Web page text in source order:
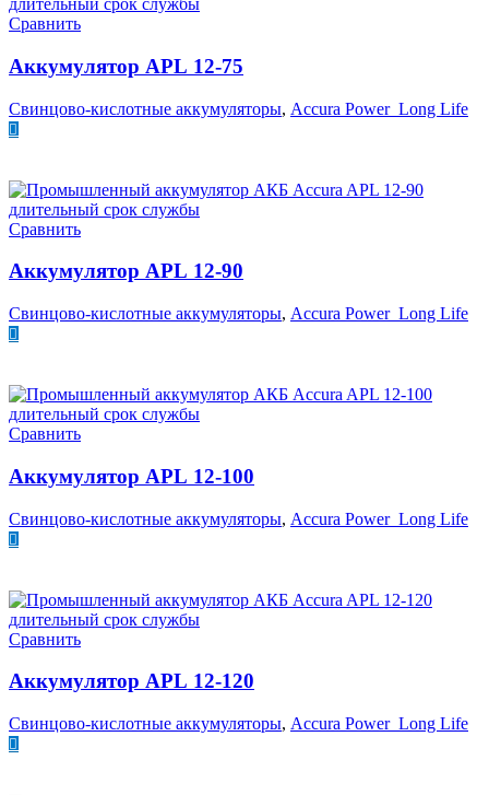
Сравнить
Аккумулятор APL 12-75
Свинцово-кислотные аккумуляторы, Accura Power Long Life
Сравнить
Аккумулятор APL 12-90
Свинцово-кислотные аккумуляторы, Accura Power Long Life
Сравнить
Аккумулятор APL 12-100
Свинцово-кислотные аккумуляторы, Accura Power Long Life
Сравнить
Аккумулятор APL 12-120
Свинцово-кислотные аккумуляторы, Accura Power Long Life